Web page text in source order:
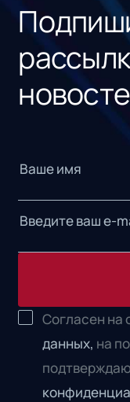
Согласен на
данных, на